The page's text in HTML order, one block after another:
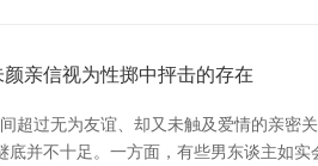
亲信视为性掷中抨击的存在
过无为友谊、却又未触及爱情的亲
并不十足。一方面，有些男东谈主如